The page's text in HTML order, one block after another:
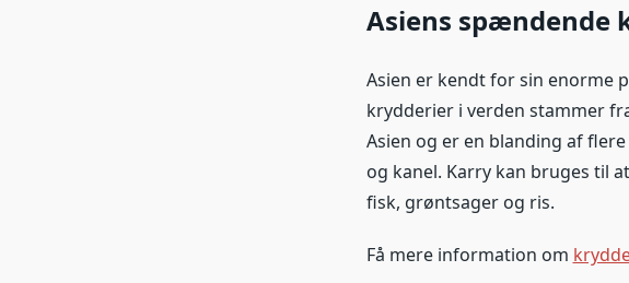
Asiens
Asien er kendt for sin enorme
krydderier i verden stammer
Asien og er en blanding af
og kanel. Karry kan bruges til
fisk, grøntsager og ris.
Få mere information om